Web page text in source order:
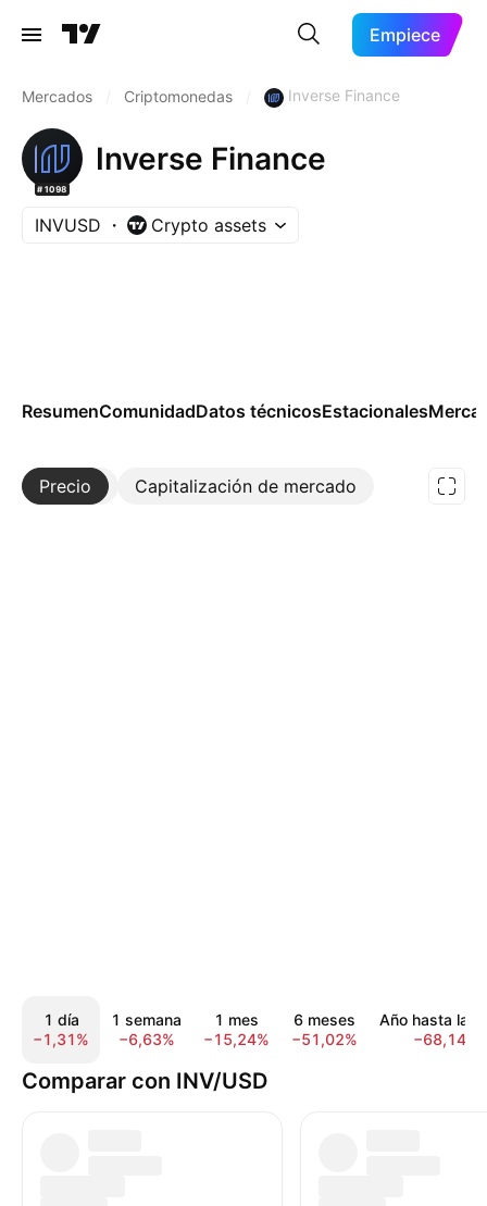
Empiece
Mercados Criptomonedas Inverse Finance
#1098
Inverse Finance
INVUSD Crypto assets
ResumenComunidadDatos técnicosEstacionales
Precio Capitalización de mercado
Más
1 día
−1,31%
1 semana
−6,63%
1 mes
−15,24%
6 meses
−51,02%
Año hasta la
−68,14%
Comparar con INV/USD